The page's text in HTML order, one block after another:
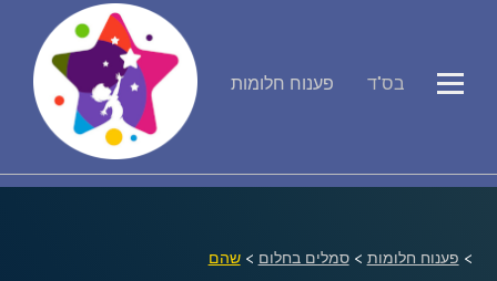
פענוח חלומות בס"ד
פירוש חלומות
אוסף החלומות
> פענוח חלומות >סמלים בחלום >שהם